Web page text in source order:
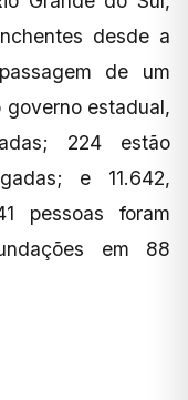
desde a
de um
estadual,
224 estão
e 11.642,
pessoas foram
em 88